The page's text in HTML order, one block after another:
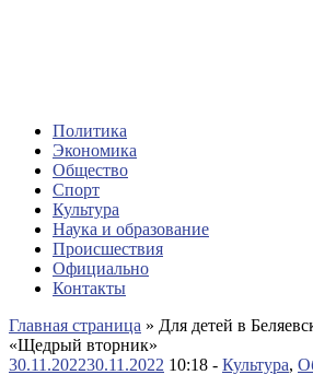
Политика
Экономика
Общество
Спорт
Культура
Наука и образование
Происшествия
Официально
Контакты
Главная страница » Для детей в
«Щедрый вторник»
30.11.202230.11.2022 10:18 - Культура,